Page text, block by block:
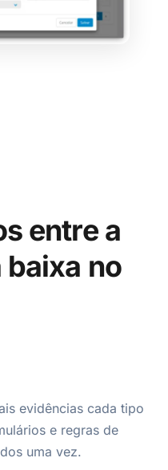
entre a
baixa no
evidências cada tipo
e regras de
uma vez.